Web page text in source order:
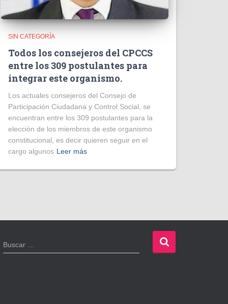
SIN CATEGORÍA
Todos los consejeros del CPCCS
entre los 309 postulantes para
integrar este organismo.
Los actuales consejeros del Consejo de
Participación Ciudadana y Control Social, se
encuentran entre los 309 postulantes para la
elección de los miembros de este organismo
constitucional, es decir quieren seguir en el
cargo algunos Leer más
B
u
Buscar …